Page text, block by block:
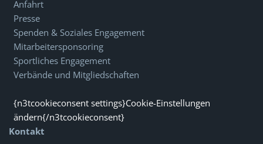
Anfahrt
Presse
Spenden & Soziales Engagement
Mitarbeitersponsoring
Sportliches Engagement
Verbände und Mitgliedschaften
{n3tcookieconsent settings}Cookie-Einstellungen
ändern{/n3tcookieconsent}
Kontakt